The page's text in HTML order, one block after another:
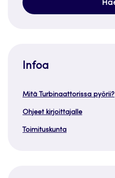
Infoa
Mitä Turbinaattorissa pyörii?
Ohjeet kirjoittajalle
Toimituskunta